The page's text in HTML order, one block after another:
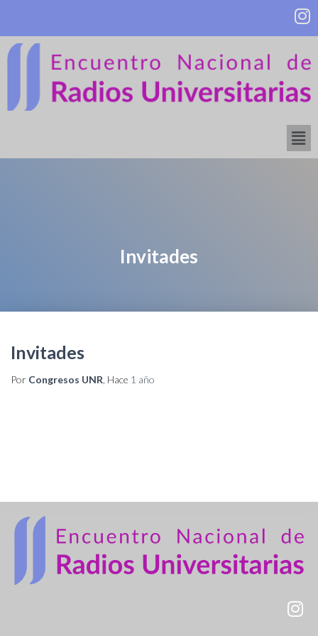
Invitades
Invitades
Por Congresos UNR, Hace 1 año